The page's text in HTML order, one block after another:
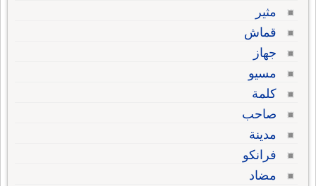
مثير
قماش
جهاز
مسيو
كلمة
صاحب
مدينة
فرانكو
مضاد